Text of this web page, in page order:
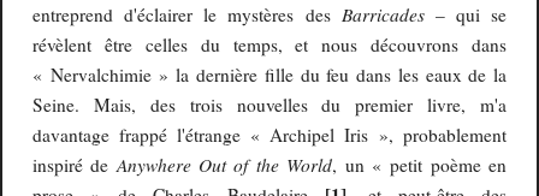
entreprend d'éclairer le mystères des Barricades– qui se
révèlent être celles du temps, et nous découvrons dans
« Nervalchimie » la dernière fille du feu dans les eaux de la
Seine. Mais, des trois nouvelles du premier livre, m'a
davantage frappé l'étrange « Archipel Iris », probablement
inspiré deAnywhere Out of the World, un « petit poème en